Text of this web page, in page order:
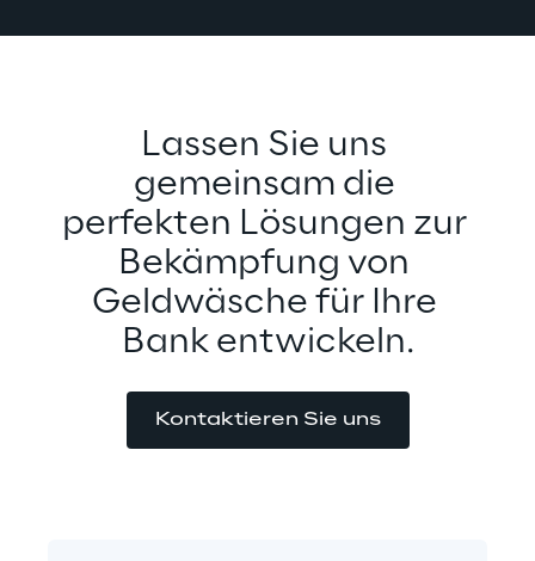
Lassen Sie uns
gemeinsam die
perfekten Lösungen zur
Bekämpfung von
Geldwäsche für Ihre
Bank entwickeln.
Kontaktieren Sie uns